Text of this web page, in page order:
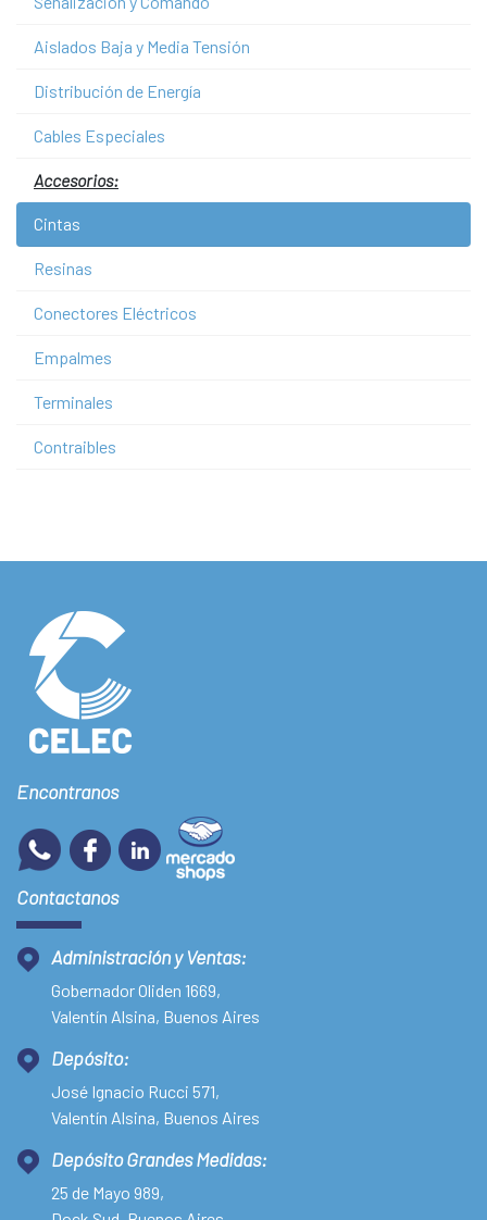
Aislados Baja y Media Tensión
Distribución de Energía
Cables Especiales
Accesorios:
Cintas
Resinas
Conectores Eléctricos
Empalmes
Terminales
Contraibles
Encontranos
Contactanos
Administración y Ventas:
Gobernador Oliden 1669,
Valentín Alsina, Buenos Aires
Depósito:
José Ignacio Rucci 571,
Valentín Alsina, Buenos Aires
Depósito Grandes Medidas:
25 de Mayo 989,